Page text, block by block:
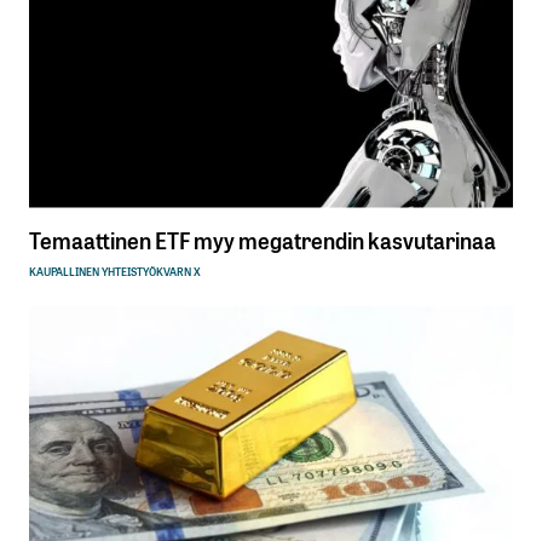
Temaattinen ETF myy megatrendin kasvutarinaa
KAUPALLINEN YHTEISTYÖKVARN X